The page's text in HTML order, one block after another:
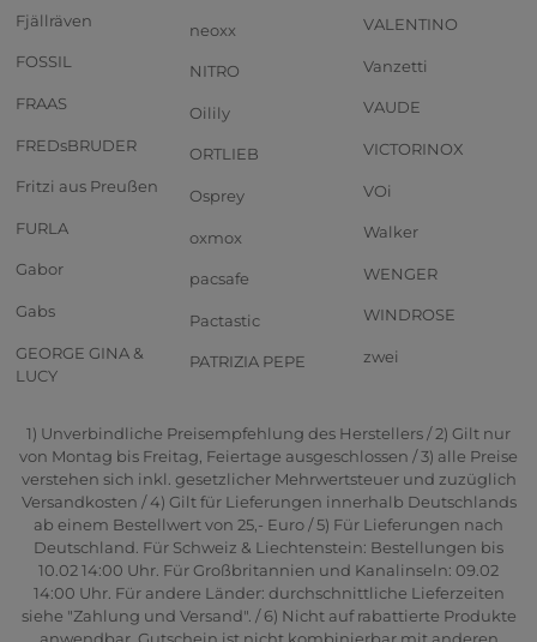
Fjällräven
FOSSIL
FRAAS
FREDsBRUDER
Fritzi aus Preußen
FURLA
Gabor
Gabs
GEORGE GINA &
LUCY
neoxx
NITRO
Oilily
ORTLIEB
Osprey
oxmox
pacsafe
Pactastic
PATRIZIA PEPE
VALENTINO
Vanzetti
VAUDE
VICTORINOX
VOi
Walker
WENGER
WINDROSE
zwei
1) Unverbindliche Preisempfehlung des Herstellers / 2) Gilt nur
von Montag bis Freitag, Feiertage ausgeschlossen / 3) alle Preise
verstehen sich inkl. gesetzlicher Mehrwertsteuer und zuzüglich
Versandkosten / 4) Gilt für Lieferungen innerhalb Deutschlands
ab einem Bestellwert von 25,- Euro / 5) Für Lieferungen nach
Deutschland. Für Schweiz & Liechtenstein: Bestellungen bis
10.02 14:00 Uhr. Für Großbritannien und Kanalinseln: 09.02
14:00 Uhr. Für andere Länder: durchschnittliche Lieferzeiten
siehe "Zahlung und Versand". / 6) Nicht auf rabattierte Produkte